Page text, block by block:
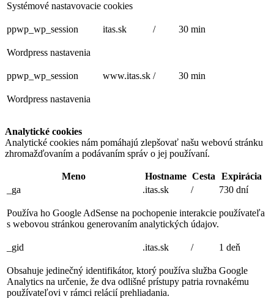
Systémové nastavovacie cookies
ppwp_wp_session itas.sk / 30 min
Wordpress nastavenia
ppwp_wp_session www.itas.sk / 30 min
Wordpress nastavenia
Analytické cookies
Analytické cookies nám pomáhajú zlepšovať našu webovú stránku
zhromažďovaním a podávaním správ o jej používaní.
Meno Hostname Cesta
Expirácia
_ga
.itas.sk / 730 dní
Používa ho Google AdSense na pochopenie interakcie používateľa
s webovou stránkou generovaním analytických údajov.
_gid .itas.sk / 1 deň
Obsahuje jedinečný identifikátor, ktorý používa služba Google
Analytics na určenie, že dva odlišné prístupy patria rovnakému
používateľovi v rámci relácií prehliadania.